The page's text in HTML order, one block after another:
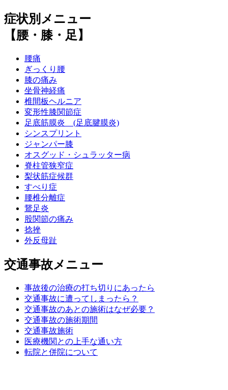
症状別メニュー
【腰・膝・足】
腰痛
ぎっくり腰
膝の痛み
坐骨神経痛
椎間板ヘルニア
変形性膝関節症
足底筋膜炎 (足底腱膜炎)
シンスプリント
ジャンパー膝
オスグッド・シュラッター病
脊柱管狭窄症
梨状筋症候群
すべり症
腰椎分離症
鵞足炎
股関節の痛み
捻挫
外反母趾
交通事故メニュー
事故後の治療の打ち切りにあったら
交通事故に遭ってしまったら？
交通事故のあとの施術はなぜ必要？
交通事故の施術期間
交通事故施術
医療機関との上手な通い方
転院と併院について